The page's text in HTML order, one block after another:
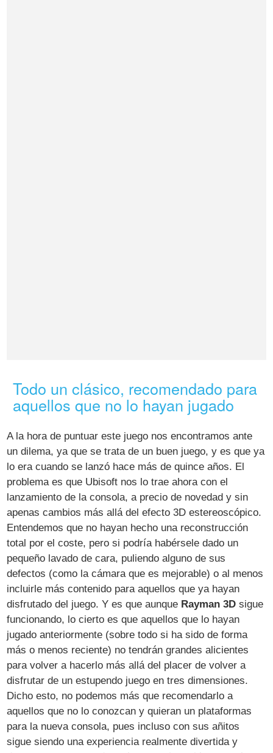
Todo un clásico, recomendado para
aquellos que no lo hayan jugado
A la hora de puntuar este juego nos encontramos ante
un dilema, ya que se trata de un buen juego, y es que ya
lo era cuando se lanzó hace más de quince años. El
problema es que Ubisoft nos lo trae ahora con el
lanzamiento de la consola, a precio de novedad y sin
apenas cambios más allá del efecto 3D estereoscópico.
Entendemos que no hayan hecho una reconstrucción
total por el coste, pero si podría habérsele dado un
pequeño lavado de cara, puliendo alguno de sus
defectos (como la cámara que es mejorable) o al menos
incluirle más contenido para aquellos que ya hayan
disfrutado del juego. Y es que aunque Rayman 3D sigue
funcionando, lo cierto es que aquellos que lo hayan
jugado anteriormente (sobre todo si ha sido de forma
más o menos reciente) no tendrán grandes alicientes
para volver a hacerlo más allá del placer de volver a
disfrutar de un estupendo juego en tres dimensiones.
Dicho esto, no podemos más que recomendarlo a
aquellos que no lo conozcan y quieran un plataformas
para la nueva consola, pues incluso con sus añitos
sigue siendo una experiencia realmente divertida y